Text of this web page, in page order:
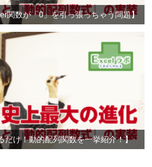
関数が「0」を引っ張っちゃう問題】
け！動的配列関数を一挙紹介！】